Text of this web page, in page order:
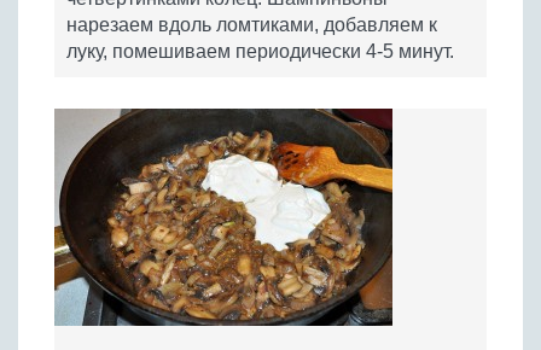
нарезаем вдоль ломтиками, добавляем к
луку, помешиваем периодически 4-5 минут.